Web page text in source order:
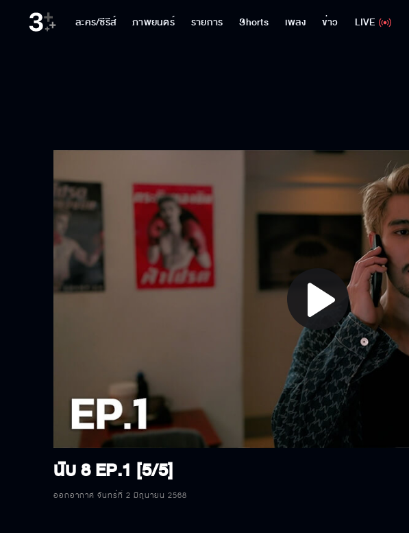
ละคร/ซีรีส์ ภาพยนตร์ รายการ Shorts เพลง ข่าว LIVE
Play
Video
นับ 8EP.1 [5/5]
ออกอากาศ จันทร์ที่ 2 มิถุนายน 2568